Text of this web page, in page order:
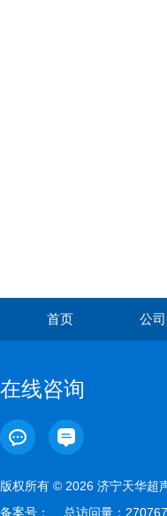
首页 公
在线咨询
版权所有 © 2026 济宁天华
备案号：
总访问量：